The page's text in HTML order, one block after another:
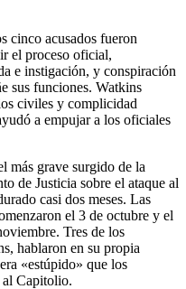
cinco acusados ​​fueron
el proceso oficial,
e instigación, y conspiración
sus funciones. Watkins
civiles y complicidad
a empujar a los oficiales
más grave surgido de la
de Justicia sobre el ataque al
casi dos meses. Las
el 3 de octubre y el
Tres de los
hablaron en su propia
«estúpido» que los
al Capitolio.